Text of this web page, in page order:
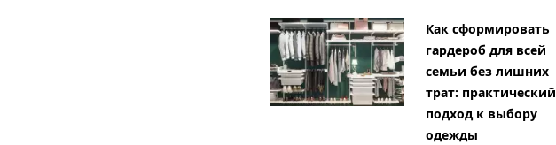
Как сформировать
гардероб для всей
семьи без лишних
трат: практический
подход к выбору
одежды